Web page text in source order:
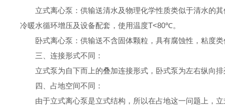
立式离心泵：供输送清水及物理化学性质类似于清水的
冷暖水循环增压及设备配套，使用温度T<80℃。
卧式离心泵：供输送不含固体颗粒，具有腐蚀性，粘度
三、连接形式不同：
立式泵为自下而上的叠加连接形式，卧式泵为左右纵向
四、占地空间不同：
由于立式离心泵是立式结构，所以在占地这一问题上，